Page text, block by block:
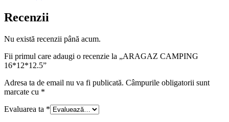
Recenzii
Nu există recenzii până acum.
Fii primul care adaugi o recenzie la „ARAGAZ CAMPING
16*12*12.5”
Adresa ta de email nu va fi publicată. Câmpurile obligatorii sunt
marcate cu *
Evaluarea ta *